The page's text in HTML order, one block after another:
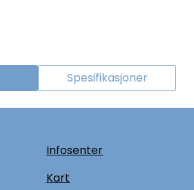
Spesifikasjoner
Infosenter
Kart